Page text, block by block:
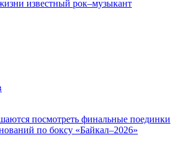
известный рок–музыкант
посмотреть финальные поединки
по боксу «Байкал–2026»